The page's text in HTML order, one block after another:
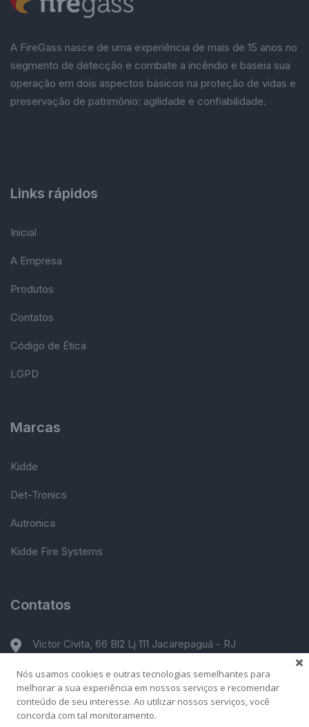
A FireGass nasce de uma experiência de mais de 15 anos no
segmento de detecção e combate a incêndio e baseia sua
operação em dois aspectos básicos na proteção de vidas e
preservação de patrimônio: agilidade e confiabilidade.
Links rápidos
Inicial
A Empresa
Produtos
Contatos
Código de Ética
LGPD
Marcas
Kidde
Det-Tronics
Autronica
Kidde Fire Systems
Contatos
Victor Civita, 66 Bl2 Lj 111 Jacarepaguá - RJ
comercial@firegass.com.br
21 99681-6388
Nós usamos cookies e outras tecnologias semelhantes para
melhorar a sua experiência em nossos serviços e recomendar
conteúdo de seu interesse. Ao utilizar nossos serviços, você
concorda com tal monitoramento.